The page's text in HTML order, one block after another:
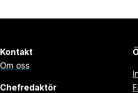
Kontakt
Om oss
Chefredaktör